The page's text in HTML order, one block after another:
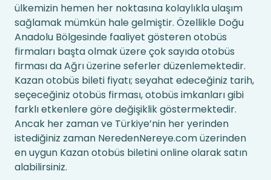
ülkemizin hemen her noktasına kolaylıkla ulaşım
sağlamak mümkün hale gelmiştir. Özellikle Doğu
Anadolu Bölgesinde faaliyet gösteren otobüs
firmaları başta olmak üzere çok sayıda otobüs
firması da Ağrı üzerine seferler düzenlemektedir.
Kazan otobüs bileti fiyatı; seyahat edeceğiniz tarih,
seçeceğiniz otobüs firması, otobüs imkanları gibi
farklı etkenlere göre değişiklik göstermektedir.
Ancak her zaman ve Türkiye’nin her yerinden
istediğiniz zaman NeredenNereye.com üzerinden
en uygun Kazan otobüs biletini online olarak satın
alabilirsiniz.